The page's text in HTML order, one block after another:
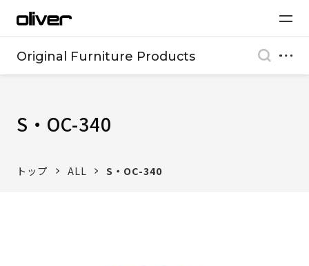
Original Furniture Products
S・OC-340
トップ ALL S・OC-340